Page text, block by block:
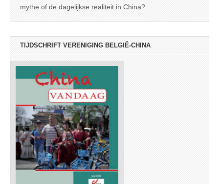
mythe of de dagelijkse realiteit in China?
TIJDSCHRIFT VERENIGING BELGIË-CHINA